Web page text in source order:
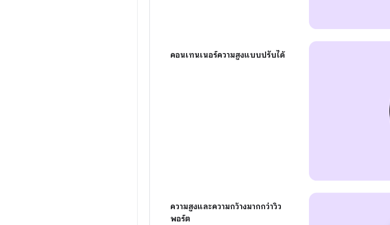
คอนเทนเนอร์ความสูงแบบปรับได้
ความสูงและความกว้างมากกว่าวิว
พอร์ต